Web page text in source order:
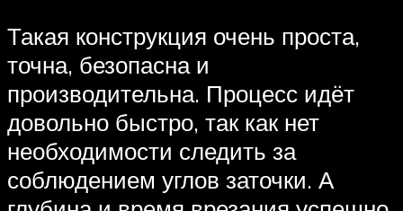
Такая конструкция очень проста,
точна, безопасна и
производительна. Процесс идёт
довольно быстро, так как нет
необходимости следить за
соблюдением углов заточки. А